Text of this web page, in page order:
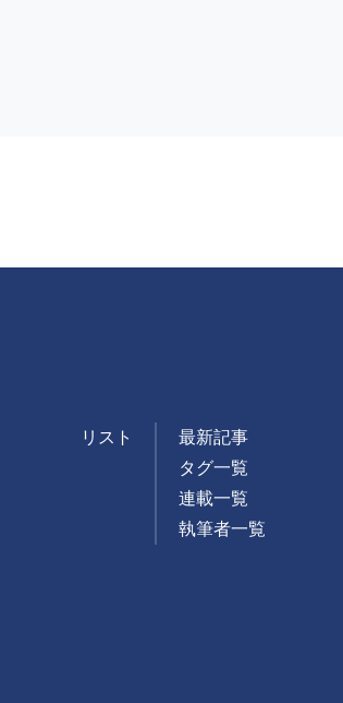
リスト
最新記事
タグ一覧
連載一覧
執筆者一覧